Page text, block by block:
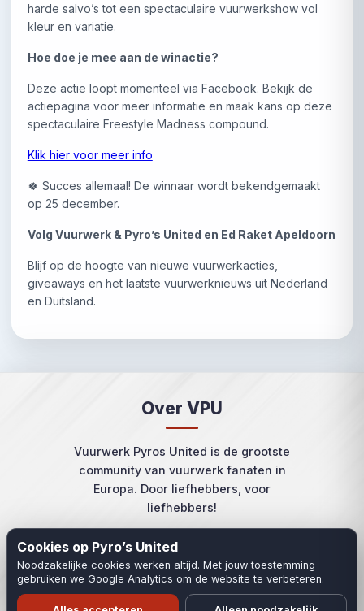
harde salvo’s tot een spectaculaire vuurwerkshow vol
kleur en variatie.
Hoe doe je mee aan de winactie?
Deze actie loopt momenteel via Facebook. Bekijk de
actiepagina voor meer informatie en maak kans op deze
spectaculaire Freestyle Madness compound.
Klik hier voor meer info
🍀 Succes allemaal! De winnaar wordt bekendgemaakt
op 25 december.
Volg Vuurwerk & Pyro’s United en Ed Raket Apeldoorn
Blijf op de hoogte van nieuwe vuurwerkacties,
giveaways en het laatste vuurwerknieuws uit Nederland
en Duitsland.
Over VPU
Vuurwerk Pyros United is de grootste
community van vuurwerk fanaten in
Europa. Door liefhebbers, voor
liefhebbers!
Cookies op Pyro’s United
Noodzakelijke cookies werken altijd. Met jouw toestemming
gebruiken we Google Analytics om de website te verbeteren.